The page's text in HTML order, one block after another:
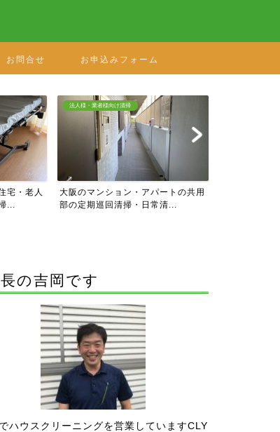
お問合せ お申込みフォーム
法人様・業者様向け清掃
大阪のマンション・アパートの共用
部の定期巡回清掃・日常清...
水廻りパックB キッチン・
面台・トイレのフルセッ...
の吉岡です
ハウスクリーニングを営業していますCLY